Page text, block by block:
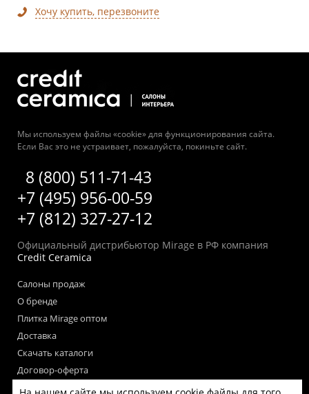
Хочу купить, перезвоните
Мы используем файлы «cookie» для функционирования сайта.
Если Вас это не устраивает, пожалуйста, покиньте сайт.
8 (800) 511-71-43
+7 (495) 956-00-59
+7 (812) 327-27-12
Официальный дистрибьютор Mirage в РФ компания
Credit Ceramica
Салоны продаж
О бренде
Плитка Mirage оптом
Доставка
Скачать каталоги
Договор-оферта
Пользовательское соглашение